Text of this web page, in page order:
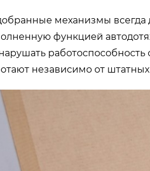
механизмы всегда
функцией
независимо от